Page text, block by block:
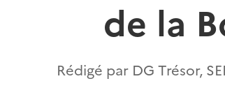
de la
Rédigé par DG Trésor,